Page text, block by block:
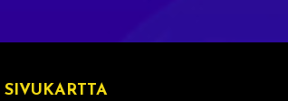
SIVUKARTTA